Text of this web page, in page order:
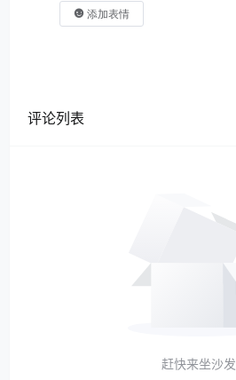
添加表情
评论列表
赶快来坐沙发